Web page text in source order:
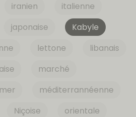
iranien
italienne
japonaise
Kabyle
lettone
libanais
marché
méditerrannéenne
Niçoise
orientale